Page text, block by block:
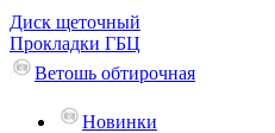
Диск щеточный
Прокладки ГБЦ
Ветошь обтирочная
Новинки